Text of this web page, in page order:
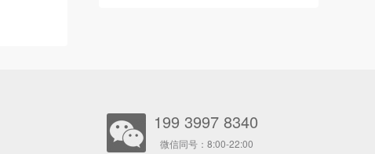
199 3997 8340
微信同号：8:00-22:00